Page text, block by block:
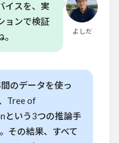
よしだ
イスを、実
ョンで検証
のデータを使っ
Tree of
という3つの推論手
その結果、すべて